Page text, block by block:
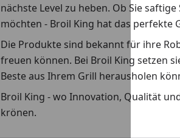
nächste Level zu heben. Ob Sie
möchten - Broil King hat das perfekte
Die Produkte sind bekannt für ihre
freuen können. Bei Broil King setzen
Beste aus Ihrem Grill herausholen
Broil King - wo Innovation, Qualität
krönen.